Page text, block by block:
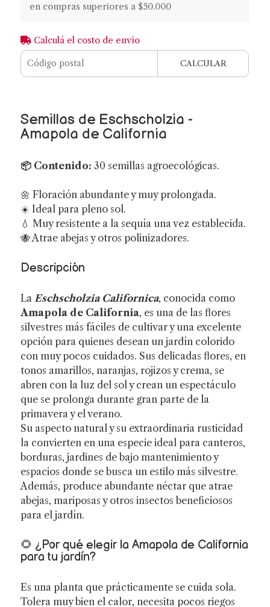
en compras superiores a $50.000
Calculá el costo de envío
CALCULAR
Semillas de Eschscholzia -
Amapola de California
📦 Contenido: 30 semillas agroecológicas.
🌼 Floración abundante y muy prolongada.
☀️ Ideal para pleno sol.
💧 Muy resistente a la sequía una vez establecida.
🐝 Atrae abejas y otros polinizadores.
Descripción
La Eschscholzia Californica, conocida como
Amapola de California, es una de las flores
silvestres más fáciles de cultivar y una excelente
opción para quienes desean un jardín colorido
con muy pocos cuidados. Sus delicadas flores, en
tonos amarillos, naranjas, rojizos y crema, se
abren con la luz del sol y crean un espectáculo
que se prolonga durante gran parte de la
primavera y el verano.
Su aspecto natural y su extraordinaria rusticidad
la convierten en una especie ideal para canteros,
borduras, jardines de bajo mantenimiento y
espacios donde se busca un estilo más silvestre.
Además, produce abundante néctar que atrae
abejas, mariposas y otros insectos beneficiosos
para el jardín.
🌻 ¿Por qué elegir la Amapola de California
para tu jardín?
Es una planta que prácticamente se cuida sola.
Tolera muy bien el calor, necesita pocos riegos